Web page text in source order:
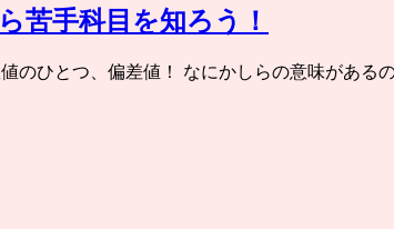
苦手科目を知ろう！
のひとつ、偏差値！ なにかしらの意味がある